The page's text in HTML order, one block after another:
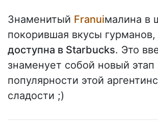
Знаменитый Franuiмалина в
покорившая вкусы гурманов,
доступна в Starbucks. Это
знаменует собой новый
популярности этой
сладости ;)